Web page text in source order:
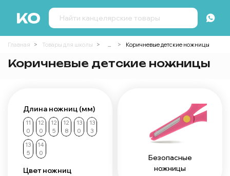
Главная Товары для школы ... Коричневые детские ножницы
Коричневые детские ножницы
Длина ножниц (мм)
11
0
12
0
12
5
12
8
13
0
13
3
13
5
14
0
Цвет ножниц
Безопасные
ножницы